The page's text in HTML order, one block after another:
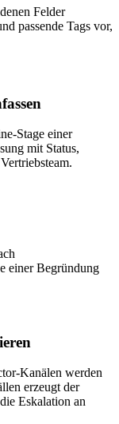
Felder
passende Tags vor,
Stage einer
mit Status,
einer Begründung
Kanälen werden
erzeugt der
Eskalation an